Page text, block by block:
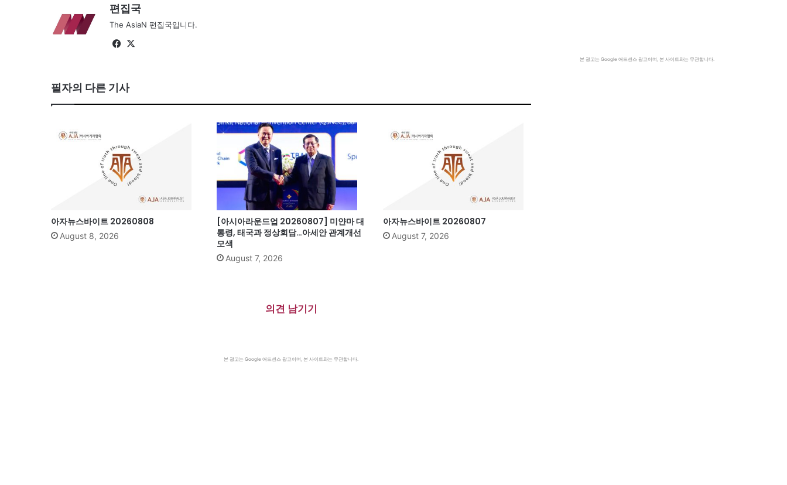
편집국
The AsiaN 편집국입니다.
Fa
ok
필자의 다른 기사
아자뉴스바이트 20260808
August 8, 2026
[아시아라운드업 20260807] 미얀마 대
통령, 태국과 정상회담…아세안 관계개선
모색
August 7, 2026
아자뉴스바이트 20260807
August 7, 2026
의견 남기기
본 광고는 Google 애드센스 광고이며, 본 사이트와는 무관합니다.
본 광고는 Google 애드센스 광고이며, 본 사이트와는 무관합니다.